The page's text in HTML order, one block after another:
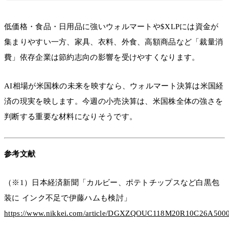
低価格・食品・日用品に強いウォルマートや$XLPには資金が
集まりやすい一方、家具、衣料、外食、高額商品など「裁量消
費」依存企業は節約志向の影響を受けやすくなります。
AI相場が米国株の未来を映すなら、ウォルマート決算は米国経
済の現実を映します。今週の小売決算は、米国株全体の強さを
判断する重要な材料になりそうです。
参考文献
（※1）日本経済新聞「カルビー、ポテトチップスなど白黒包
装に インク不足で伊藤ハムも検討」
https://www.nikkei.com/article/